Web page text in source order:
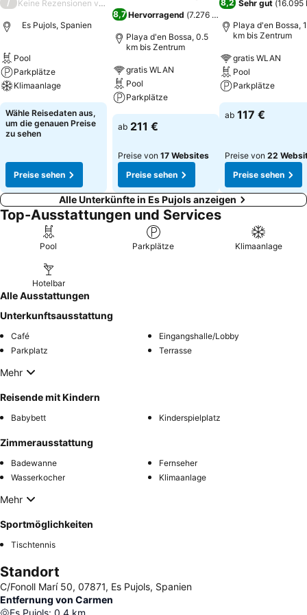
/ Keine Rezensionen verfügbar
Es Pujols, Spanien
Pool
Parkplätze
Klimaanlage
Wähle Reisedaten aus,
um die genauen Preise
zu sehen
Preise sehen
8,7Hervorragend (7.276 Bewertungen
Playa d'en Bossa, 0.5
km bis Zentrum
gratis WLAN
Pool
Parkplätze
ab 211 €
Preise von 17 Websites
Preise sehen
8,2 Sehr gut (16.095
Playa d'en Bossa,
km bis Zentrum
gratis WLAN
Pool
Parkplätze
ab 117 €
Preise von 22
Preise sehen
Alle Unterkünfte in Es Pujols anzeigen
Top-Ausstattungen und Services
Pool Parkplätze Klimaanlage
Hotelbar
Alle Ausstattungen
Unterkunftsausstattung
Café
Eingangshalle/Lobby
Parkplatz
Terrasse
Mehr
Reisende mit Kindern
Babybett Kinderspielplatz
Zimmerausstattung
Badewanne
Fernseher
Wasserkocher
Klimaanlage
Mehr
Sportmöglichkeiten
Tischtennis
Standort
C/Fonoll Marí 50, 07871, Es Pujols, Spanien
Entfernung von Carmen
Es Pujols: 0.4 km